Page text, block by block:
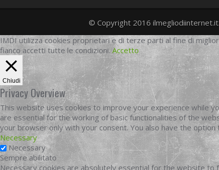
© Copyright 2016
IMDI utilizza cookies proprietari e di terze parti al fine di
fianco accetti tutte le condizioni. Accetto
Chiudi
Privacy Overview
This website uses cookies to improve your experience while
are essential for the working of basic functionalities of the
your browser only with your consent. You also have the
Necessary
Necessary
Sempre abilitato
Necessary cookies are absolutely essential for the website